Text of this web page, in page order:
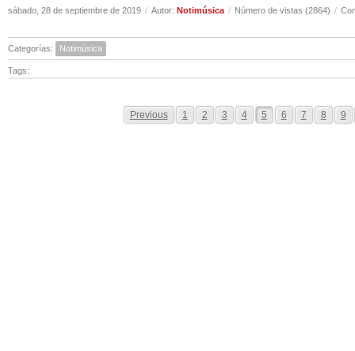
sábado, 28 de septiembre de 2019 / Autor: Notimúsica / Número de vistas (2864) /
Categorías: Notimúsica
Tags:
Previous 1 2 3 4 5 6 7 8 9